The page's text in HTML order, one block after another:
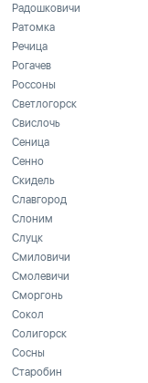
Радошковичи
Ратомка
Речица
Рогачев
Россоны
Светлогорск
Свислочь
Сеница
Сенно
Скидель
Славгород
Слоним
Слуцк
Смиловичи
Смолевичи
Сморгонь
Сокол
Солигорск
Сосны
Старобин